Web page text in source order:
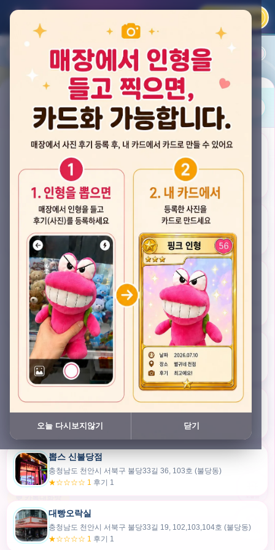
카카오 로그인
평점순 내 주변 즐겨찾기
뽑스 천안 불당점
★★★★☆ 4.2 후기 33
게임플렉스 불당동점
★★★☆☆ 2.5 후기 4
뽑기랜드
★★★★★ 4.7후기 47
픽스팟 불당점
충청남도 천안시 서북구 불당33길 47, 106호 (불당동)
★☆☆☆☆ 1 후기 1
쿠보 신불당점
충청남도 천안시 서북구 불당33길 35, 105호 (불당동)
★★★☆☆ 2.5후기 2
뽑스 신불당점
충청남도 천안시 서북구 불당33길 36, 103호 (불당동)
★☆☆☆☆ 1 후기 1
대빵오락실
충청남도 천안시 서북구 불당33길 19, 102,103,104호 (불당동)
★☆☆☆☆ 1 후기 1
30m
내위치
💬 카톡대화방
오늘 다시보지않기 닫기